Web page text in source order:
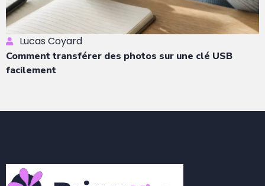
Lucas Coyard
Comment transférer des photos sur une clé USB
facilement